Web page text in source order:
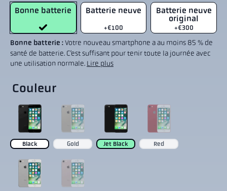
Bonne batterie Batterie neuve
+€100
Batterie neuve
original
+€300
Bonne batterie :Votre nouveau smartphone a au moins 85 % de
santé de batterie. C’est suffisant pour tenir toute la journée avec
une utilisation normale. Lire plus
Couleur
Black Gold Jet Black Red